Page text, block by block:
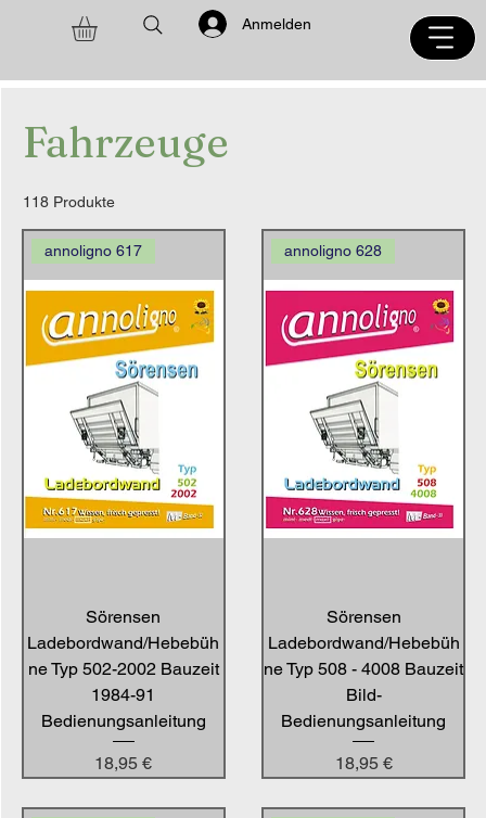
Anmelden
Fahrzeuge
118 Produkte
annoligno 617
Sörensen
Ladebordwand/Hebebüh
ne Typ 502-2002 Bauzeit
1984-91
Bedienungsanleitung
Preis
18,95 €
annoligno 628
Sörensen
Ladebordwand/Hebebüh
ne Typ 508 - 4008 Bauzeit
Bild-
Bedienungsanleitung
Preis
18,95 €